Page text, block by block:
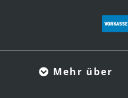
Mehr über